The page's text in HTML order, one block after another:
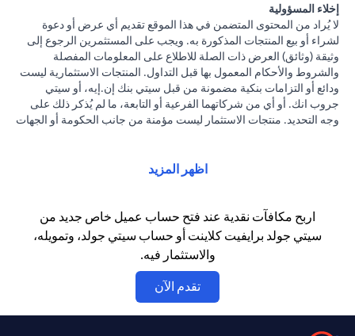
إخلاء المسؤولية
لا يُراد من المحتوى المتضمن في هذا الموقع تقديم أي عرض أو دعوة
لشراء أو بيع المنتجات المذكورة به. ويجب على المستثمرين الرجوع إلى
وثيقة (وثائق) العرض ذات الصلة للاطلاع على المعلومات المفصلة
والشروط والأحكام المعمول بها قبل التداول. المنتجات الاستثمارية ليست
ودائع أو التزامات بنكية مضمونة من قبل سيتي بنك إن.إيه، أو سيتي
جروب انك. أو أي من شركاتهما الفرعية أو التابعة، ما لم يُذكر ذلك على
وجه التحديد. منتجات الاستثمار ليست مؤمنة من جانب الحكومة أو الجهات
السابق لمنتجات الاستثمار ليس مؤشرا على النتائج المستقبلية، بمعنى أن
محلية) على دراية بمخاطر تقلبات أسعار الصرف التي قد تتسبب في
خسارة رأس المال عند تحويل العملة الأجنبية إلى العملة المحلية
للمستثمرين. لا تتوفر منتجات الاستثمار والخزينة للأشخاص الأمريكيين.
تخضع جميع الطلبات المتعلقة بمنتجات الاستثمار والخزينة لشروط وأحكام
منتجات الاستثمار والخزينة الفردية. يدرك العميل أنه يقع على عاتقه
السعي للحصول على مشورة قانونية و/أو ضريبية للوقوف على التبعات
اظهر المزيد
اربح مكافآت نقدية عند فتح حساب عميل خاص جديد من
سيتي جولد برايفيت كلاينت أو حساب سيتي جولد، وتمويله،
والاستثمار فيه.
تقدم الآن